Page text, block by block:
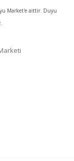
Market'e aittir. Duyu